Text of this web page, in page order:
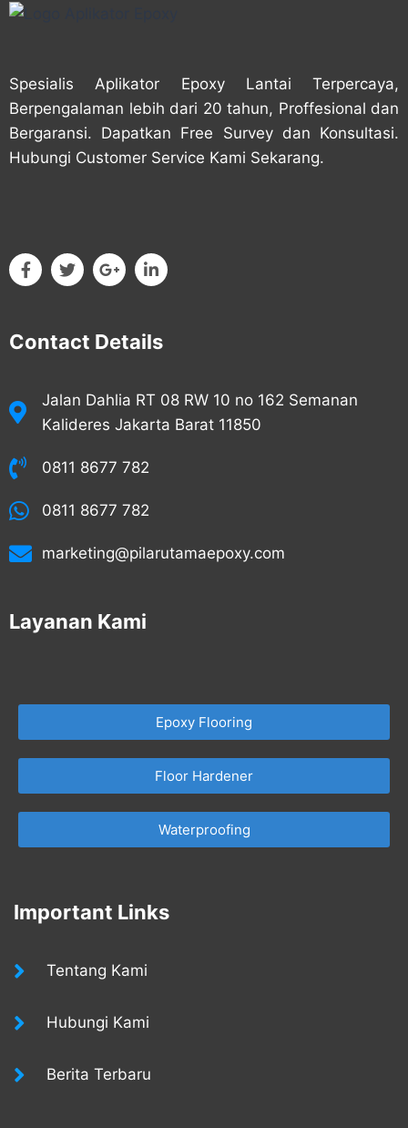
Spesialis Aplikator Epoxy Lantai Terpercaya,
Berpengalaman lebih dari 20 tahun, Proffesional dan
Bergaransi. Dapatkan Free Survey dan Konsultasi.
Hubungi Customer Service Kami Sekarang.
Contact Details
Jalan Dahlia RT 08 RW 10 no 162 Semanan
Kalideres Jakarta Barat 11850
0811 8677 782
0811 8677 782
marketing@pilarutamaepoxy.com
Layanan Kami
Epoxy Flooring
Floor Hardener
Waterproofing
Important Links
Tentang Kami
Hubungi Kami
Berita Terbaru